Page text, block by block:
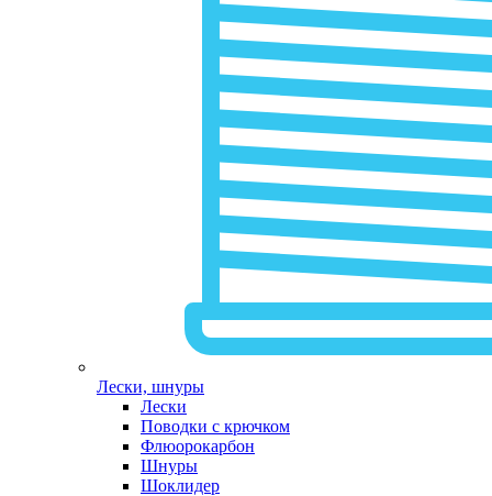
Лески, шнуры
Лески
Поводки с крючком
Флюорокарбон
Шнуры
Шоклидер